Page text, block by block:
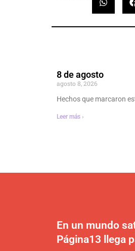
8 de agosto
agosto 8, 2026
Hechos que marcaron
Leer más ›
En un mundo
Página13 llega